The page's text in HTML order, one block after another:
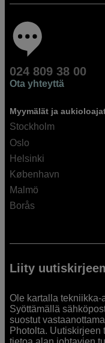
024 809 38 00
Ota yhteyttä
Myymälät ja
Stockholm
Oslo
Helsinki
København
Malmö
Borås
Liity
Ole kartalla tekniikka-
Syöttämällä
suostut
Photolta. Uutiskirjeen